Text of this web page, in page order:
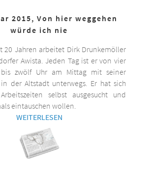
2015, Von hier weggehen
würde ich nie
20 Jahren arbeitet Dirk Drunkemöller
Awista. Jeden Tag ist er von vier
zwölf Uhr am Mittag mit seiner
in der Altstadt unterwegs. Er hat sich
selbst ausgesucht und
eintauschen wollen.
WEITERLESEN